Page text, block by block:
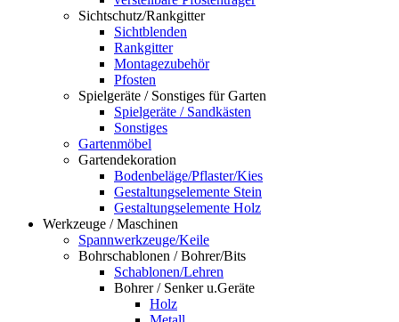
Sichtschutz/Rankgitter
Sichtblenden
Rankgitter
Montagezubehör
Pfosten
Spielgeräte / Sonstiges für Garten
Spielgeräte / Sandkästen
Sonstiges
Gartenmöbel
Gartendekoration
Bodenbeläge/Pflaster/Kies
Gestaltungselemente Stein
Gestaltungselemente Holz
Werkzeuge / Maschinen
Spannwerkzeuge/Keile
Bohrschablonen / Bohrer/Bits
Schablonen/Lehren
Bohrer / Senker u.Geräte
Holz